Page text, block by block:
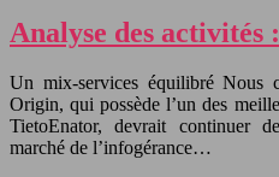
Analyse des
Un mix-services équilibré Nous
Origin, qui possède l’un des
TietoEnator, devrait continuer
marché de l’infogérance…